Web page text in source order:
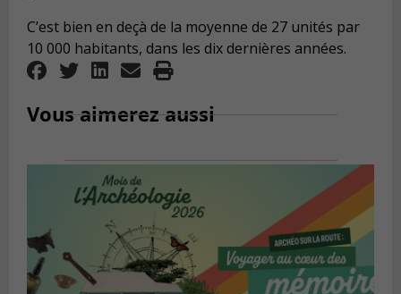
C’est bien en deçà de la moyenne de 27 unités par
10 000 habitants, dans les dix dernières années.
Vous aimerez aussi